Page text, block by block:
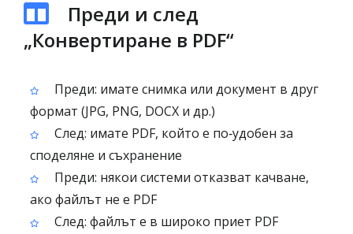
Преди и след
„Конвертиране в PDF“
Преди: имате снимка или документ в друг
формат (JPG, PNG, DOCX и др.)
След: имате PDF, който е по‑удобен за
споделяне и съхранение
Преди: някои системи отказват качване,
ако файлът не е PDF
След: файлът е в широко приет PDF